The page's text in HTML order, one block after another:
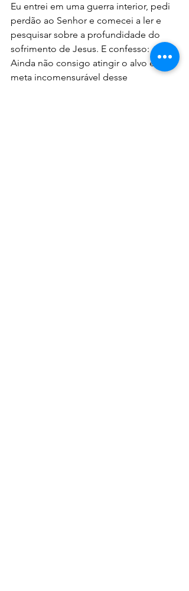
Eu entrei em uma guerra interior, pedi
perdão ao Senhor e comecei a ler e
pesquisar sobre a profundidade do
sofrimento de Jesus. E confesso:
Ainda não consigo atingir o alvo e a
meta incomensurável desse